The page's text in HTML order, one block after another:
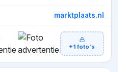
marktplaats.nl
+1 foto's